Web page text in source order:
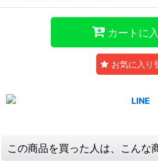
カートに
お気に入り
この商品を買った人は、こんな